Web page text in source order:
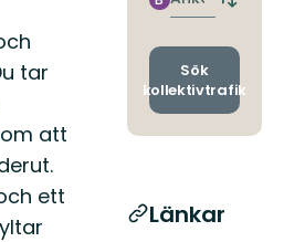
tar
att
ett
Byt
och
Sök
kollektivtrafik
Länkar